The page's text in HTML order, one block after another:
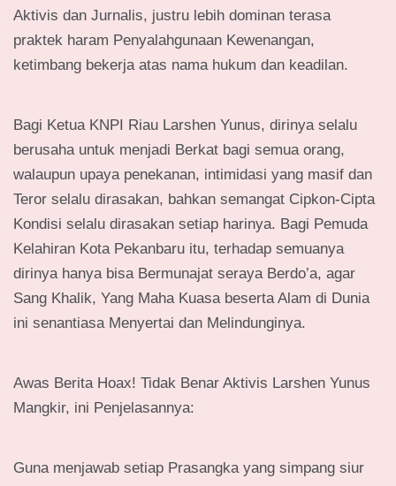
Aktivis dan Jurnalis, justru lebih dominan terasa
praktek haram Penyalahgunaan Kewenangan,
ketimbang bekerja atas nama hukum dan keadilan.
Bagi Ketua KNPI Riau Larshen Yunus, dirinya selalu
berusaha untuk menjadi Berkat bagi semua orang,
walaupun upaya penekanan, intimidasi yang masif dan
Teror selalu dirasakan, bahkan semangat Cipkon-Cipta
Kondisi selalu dirasakan setiap harinya. Bagi Pemuda
Kelahiran Kota Pekanbaru itu, terhadap semuanya
dirinya hanya bisa Bermunajat seraya Berdo’a, agar
Sang Khalik, Yang Maha Kuasa beserta Alam di Dunia
ini senantiasa Menyertai dan Melindunginya.
Awas Berita Hoax! Tidak Benar Aktivis Larshen Yunus
Mangkir, ini Penjelasannya:
Guna menjawab setiap Prasangka yang simpang siur